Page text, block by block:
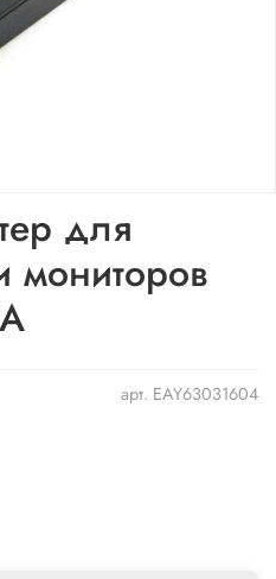
арт. EAY63031604
для
мониторов